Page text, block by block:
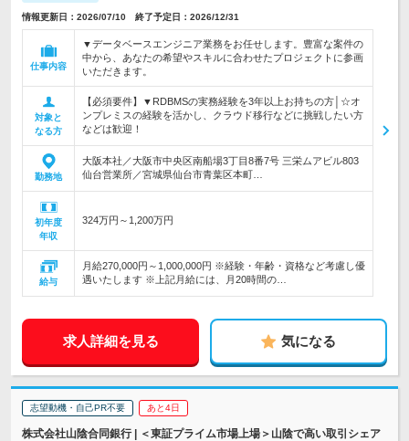
情報更新日：2026/07/10 終了予定日：2026/12/31
仕事内容
▼データベースエンジニア業務をお任せします。豊富な案件の
中から、あなたの希望やスキルに合わせたプロジェクトに参画
いただきます。
対象と
なる方
【必須要件】▼RDBMSの実務経験を3年以上お持ちの方│☆オ
ンプレミスの経験を活かし、クラウド移行などに挑戦したい方
などは歓迎！
勤務地
大阪本社／大阪市中央区南船場3丁目8番7号 三栄ムアビル803
仙台営業所／宮城県仙台市青葉区本町…
初年度
年収
324万円～1,200万円
給与
月給270,000円～1,000,000円 ※経験・年齢・資格など考慮し優
遇いたします ※上記月給には、月20時間の…
求人詳細を見る 気になる
志望動機・自己PR不要 あと4日
株式会社山陰合同銀行 | ＜東証プライム市場上場＞山陰で高い取引シェア